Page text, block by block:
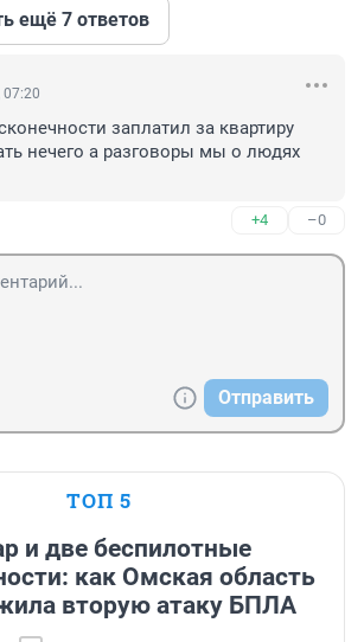
ещё 7 ответов
заплатил за квартиру
нечего а разговоры мы о людях
+4 –0
Отправить
ТОП 5
и две беспилотные
как Омская область
вторую атаку БПЛА